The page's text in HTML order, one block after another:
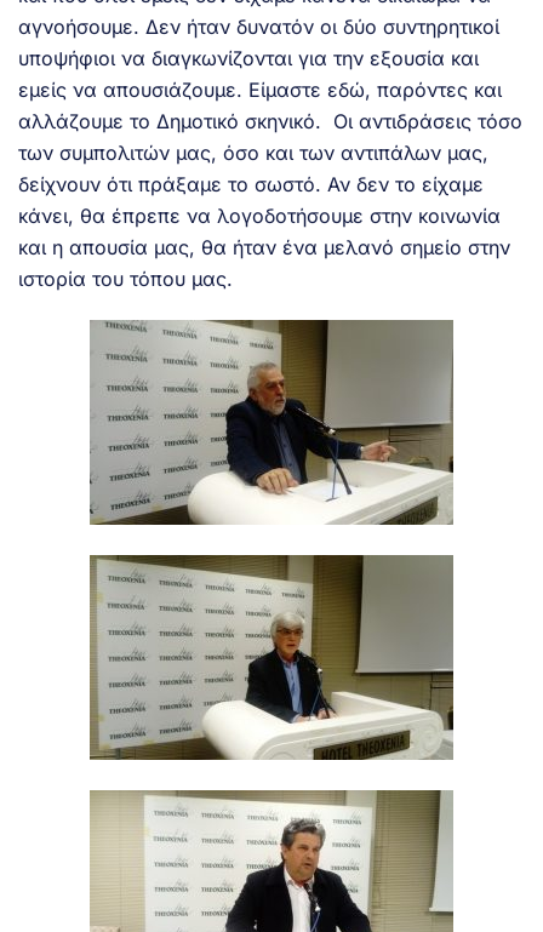
αγνοήσουμε. Δεν ήταν δυνατόν οι δύο συντηρητικοί
υποψήφιοι να διαγκωνίζονται για την εξουσία και
εμείς να απουσιάζουμε. Είμαστε εδώ, παρόντες και
αλλάζουμε το Δημοτικό σκηνικό. Οι αντιδράσεις τόσο
των συμπολιτών μας, όσο και των αντιπάλων μας,
δείχνουν ότι πράξαμε το σωστό. Αν δεν το είχαμε
κάνει, θα έπρεπε να λογοδοτήσουμε στην κοινωνία
και η απουσία μας, θα ήταν ένα μελανό σημείο στην
ιστορία του τόπου μας.